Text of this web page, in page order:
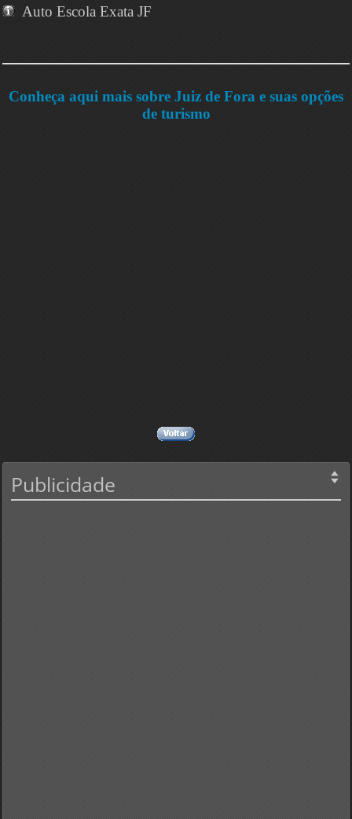
Auto Escola Exata JF
Conheça aqui mais sobre Juiz de Fora e suas opções
de turismo
Publicidade